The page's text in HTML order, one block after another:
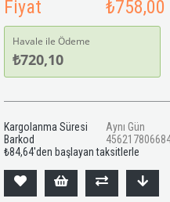
Fiyat ₺758,00
Havale ile Ödeme
₺720,10
Kargolanma Süresi
Aynı Gün
Barkod
₺84,64'den başlayan taksitlerle